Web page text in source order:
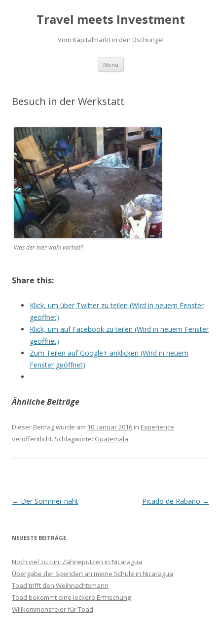
Travel meets Investment
Vom Kapitalmarkt in den Dschungel
Menü Springe
Inhalt
Besuch in der Werkstatt
Was der hier wohl vorhat?
Share this:
Klick, um über Twitter zu teilen (Wird in neuem Fenster
geöffnet)
Klick, um auf Facebook zu teilen (Wird in neuem Fenster
geöffnet)
Zum Teilen auf Google+ anklicken (Wird in neuem
Fenster geöffnet)
Ähnliche Beiträge
Dieser Beitrag wurde am 10. Januar 2016 in Experience
veröffentlicht. Schlagworte: Guatemala.
Beitrags-
← Der Sommer naht Picado de Rabano →
NEUESTE BEITRÄGE
Noch viel zu tun: Zähneputzen in Nicaragua
Übergabe der Spenden an meine Schule in Nicaragua
Toad trifft den Weihnachtsmann
Toad bekommt eine leckere Erfrischung
Willkommensfeier für Toad